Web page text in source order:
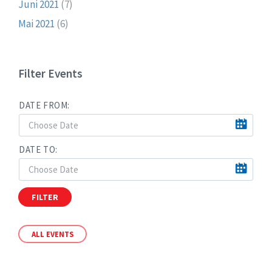
Juni 2021 (7)
Mai 2021 (6)
Filter Events
DATE FROM:
DATE TO:
FILTER
ALL EVENTS